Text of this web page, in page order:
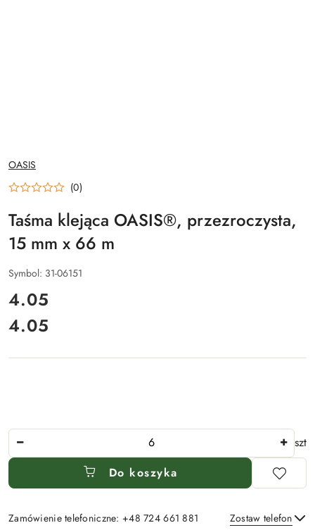
NAZWA
PRODUCENTA:
OASIS
(0)
Taśma klejąca OASIS®, przezroczysta,
15 mm x 66 m
Symbol: 31-06151
cena:
4.05
Cena:
4.05
Ilość
szt
Do koszyka
Zamówienie telefoniczne: +48 724 661 881 Zostaw telefon